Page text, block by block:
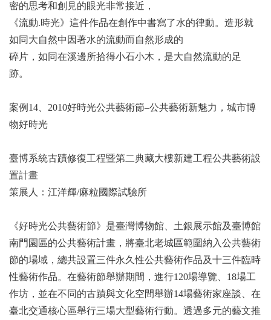
密的思考和創見的眼光非常接近，
《流動.時光》這件作品在創作中書寫了水的律動。造形就
如同大自然中因著水的流動而自然形成的
碎片，如同在溪邊所拾得小石小木，是大自然流動的足
跡。
案例14、2010好時光公共藝術節–公共藝術新魅力，城市博
物好時光
臺博系統古蹟修復工程暨第二典藏大樓新建工程公共藝術設
置計畫
策展人：江洋輝/麻粒國際試驗所
《好時光公共藝術節》是臺灣博物館、土銀展示館及臺博館
南門園區的公共藝術計畫，將臺北老城區範圍納入公共藝術
節的場域，總共設置三件永久性公共藝術作品及十三件臨時
性藝術作品。在藝術節舉辦期間，進行120場導覽、18場工
作坊，並在不同的古蹟與文化空間舉辦14場藝術家座談、在
臺北交通核心區舉行三場大型藝術行動。透過多元的藝文推